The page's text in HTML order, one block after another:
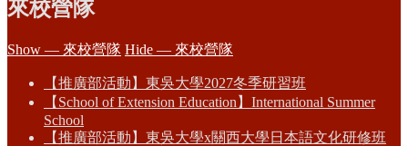
來校營隊
Show — 來校營隊 Hide — 來校營隊
【推廣部活動】東吳大學2027冬季研習班
【School of Extension Education】International Summer
School
【推廣部活動】東吳大學x關西大學日本語文化研修班